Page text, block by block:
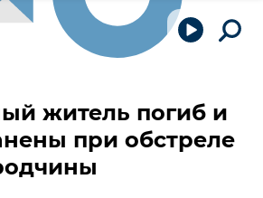
житель погиб и
при обстреле